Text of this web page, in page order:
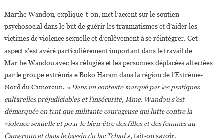
Marthe Wandou, explique-t-on, met l’accent sur le soutien
psychosocial dans le but de guérir les traumatismes et d’aider les
victimes de violence sexuelle et d’enlèvement à se réintégrer. Cet
aspect s’est avéré particulièrement important dans le travail de
Marthe Wandou avec les réfugiés et les personnes déplacées affectées
par le groupe extrémiste Boko Haram dans la région de l’Extrême-
Nord du Cameroun. « Dans un contexte marqué par les pratiques
culturelles préjudiciables et l’insécurité, Mme. Wandou s’est
démarquée en tant que militante courageuse qui lutte contre la
violence sexuelle et pour le bien-être des filles et des femmes au
Cameroun et dans le bassin du lac Tchad », fait-on savoir.